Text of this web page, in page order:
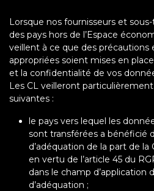
Lorsque nos fournisseurs et
des pays hors de l’Espace
veillent à ce que des précautions
appropriées soient mises en
et la confidentialité de vos
Les CL veilleront
suivantes :
le pays vers lequel les
sont transférées a bénéficié
d’adéquation de la part de
en vertu de l’article 45 du
dans le champ d’application
d’adéquation ;